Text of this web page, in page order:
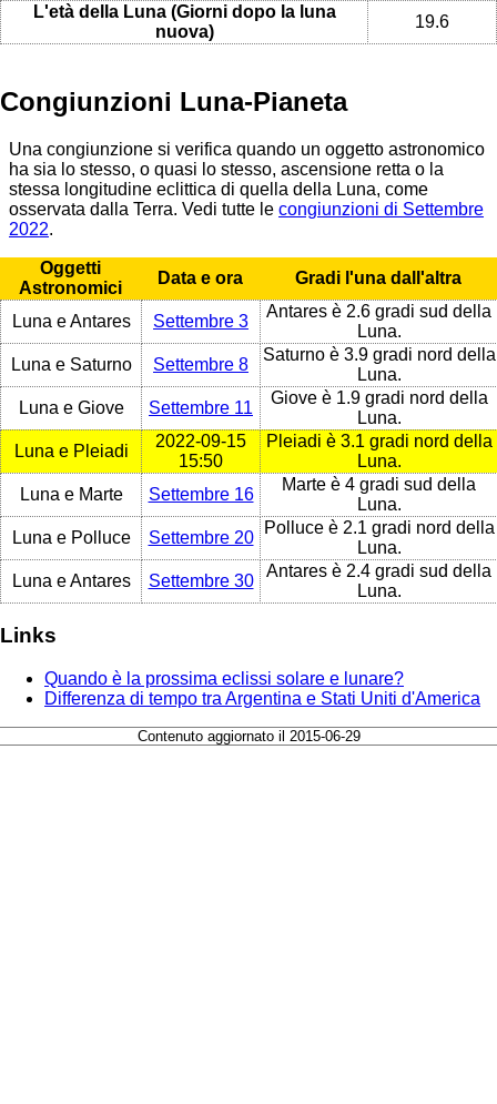
L'età della Luna (Giorni dopo la luna
nuova)
19.6
Congiunzioni Luna-Pianeta
Una congiunzione si verifica quando un oggetto astronomico
ha sia lo stesso, o quasi lo stesso, ascensione retta o la
stessa longitudine eclittica di quella della Luna, come
osservata dalla Terra. Vedi tutte le congiunzioni di Settembre
2022.
Oggetti
Astronomici
Data e ora Gradi l'una dall'altra
Luna e Antares Settembre 3
Antares è 2.6 gradi sud della
Luna.
Luna e Saturno
Settembre 8
Saturno è 3.9 gradi nord della
Luna.
Luna e Giove
Settembre 11
Giove è 1.9 gradi nord della
Luna.
Luna e Pleiadi
2022-09-15
15:50
Pleiadi è 3.1 gradi nord della
Luna.
Luna e Marte
Settembre 16
Marte è 4 gradi sud della
Luna.
Luna e Polluce
Settembre 20
Polluce è 2.1 gradi nord della
Luna.
Luna e Antares
Settembre 30
Antares è 2.4 gradi sud della
Luna.
Links
Quando è la prossima eclissi solare e lunare?
Differenza di tempo tra Argentina e Stati Uniti d'America
Contenuto aggiornato il 2015-06-29